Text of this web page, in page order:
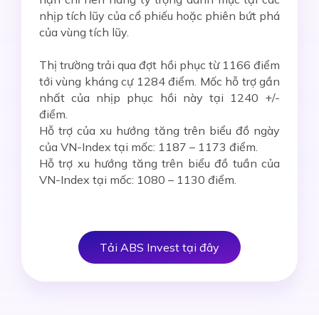
nhịp tích lũy của cổ phiếu hoặc phiên bứt phá
của vùng tích lũy.
Thị trường trải qua đợt hồi phục từ 1166 điểm
tới vùng kháng cự 1284 điểm. Mốc hỗ trợ gần
nhất của nhịp phục hồi này tại 1240 +/-
điểm.
Hỗ trợ của xu hướng tăng trên biểu đồ ngày
của VN-Index tại mốc: 1187 – 1173 điểm.
Hỗ trợ xu hướng tăng trên biểu đồ tuần của
VN-Index tại mốc: 1080 – 1130 điểm.
Tải ABS Invest tại đây